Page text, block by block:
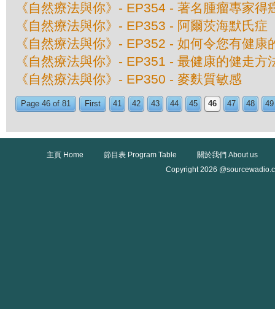
《自然療法與你》- EP354 - 著名腫瘤專家得
《自然療法與你》- EP353 - 阿爾茨海默氏症
《自然療法與你》- EP352 - 如何令您有健康
《自然療法與你》- EP351 - 最健康的健走方
《自然療法與你》- EP350 - 麥麩質敏感
Page 46 of 81 First 41 42 43 44 45 46 47 48 49
主頁 Home 節目表 Program Table
關於我們 About us
Copyright 2026